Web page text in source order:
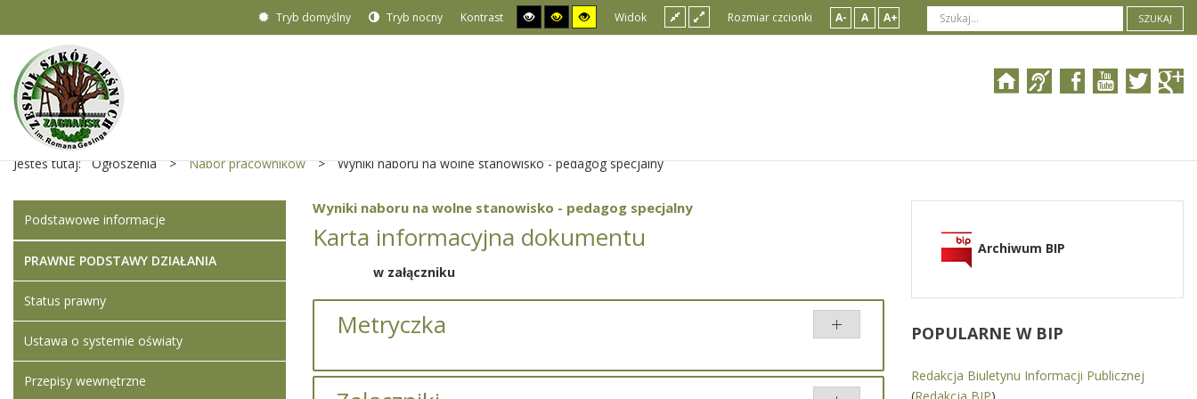
Tryb domyślny Tryb nocny Kontrast Widok Rozmiar czcionki A- A A+ SZUKAJ
Jesteś tutaj: Ogłoszenia > Nabór pracowników > Wyniki naboru na wolne stanowisko - pedagog specjalny
Wyniki naboru na wolne stanowisko - pedagog specjalny
Karta informacyjna dokumentu
w załączniku
Metryczka
Podstawowe informacje
PRAWNE PODSTAWY DZIAŁANIA
Status prawny
Ustawa o systemie oświaty
Przepisy wewnętrzne
Archiwum BIP
POPULARNE W BIP
Redakcja Biuletynu Informacji Publicznej